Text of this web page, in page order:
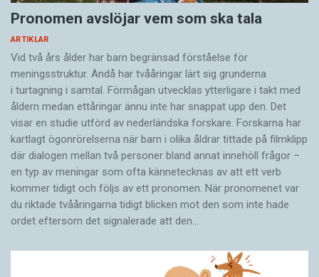
Pronomen avslöjar vem som ska tala
ARTIKLAR
Vid två års ålder har barn begränsad förståelse för
meningsstruktur. Ändå har tvååringar lärt sig grunderna
i turtagning i samtal. Förmågan utvecklas ytterligare i takt med
åldern medan ettåringar ännu inte har snappat upp den. Det
visar en studie utförd av nederländska forskare. Forskarna har
kartlagt ögonrörelserna när barn i olika åldrar tittade på filmklipp
där dialogen mellan två personer bland annat innehöll frågor –
en typ av meningar som ofta kännetecknas av att ett verb
kommer tidigt och följs av ett pronomen. När pronomenet var
du riktade tvååringarna tidigt blicken mot den som inte hade
ordet eftersom det ­signalerade att den…